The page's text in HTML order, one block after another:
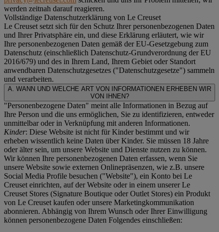
werden zeitnah darauf reagieren.
Vollständige Datenschutzerklärung von Le Creuset
Le Creuset setzt sich für den Schutz Ihrer personenbezogenen Daten
und Ihrer Privatsphäre ein, und diese Erklärung erläutert, wie wir
Ihre personenbezogenen Daten gemäß der EU-Gesetzgebung zum
Datenschutz (einschließlich Datenschutz-Grundverordnung der EU
2016/679) und des in Ihrem Land, Ihrem Gebiet oder Standort
anwendbaren Datenschutzgesetzes ("Datenschutzgesetze") sammeln
und verarbeiten.
A. WANN UND WELCHE ART VON INFORMATIONEN ERHEBEN WIR
VON IHNEN?
"Personenbezogene Daten" meint alle Informationen in Bezug auf
Ihre Person und die uns ermöglichen, Sie zu identifizieren, entweder
unmittelbar oder in Verknüpfung mit anderen Informationen.
Kinder: Diese Website ist nicht für Kinder bestimmt und wir
erheben wissentlich keine Daten über Kinder. Sie müssen 18 Jahre
oder älter sein, um unsere Website und Dienste nutzen zu können.
Wir können Ihre personenbezogenen Daten erfassen, wenn Sie
unsere Website sowie externen Onlinepräsenzen, wie z.B. unsere
Social Media Profile besuchen ("Website"), ein Konto bei Le
Creuset einrichten, auf der Website oder in einem unserer Le
Creuset Stores (Signature Boutique oder Outlet Stores) ein Produkt
von Le Creuset kaufen oder unsere Marketingkommunikation
abonnieren. Abhängig von Ihrem Wunsch oder Ihrer Einwilligung
können personenbezogene Daten Folgendes einschließen: